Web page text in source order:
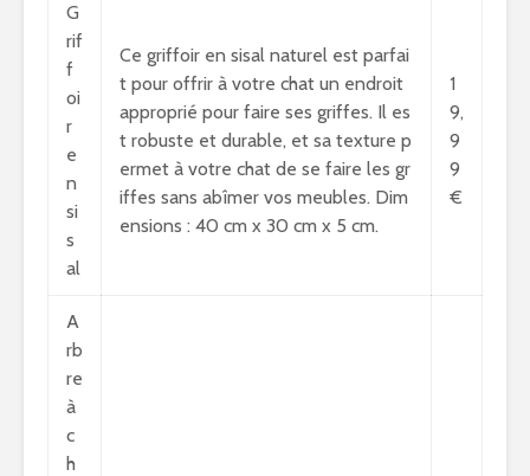
G
rif
f
oi
r
e
n
si
s
al
Ce griffoir en sisal naturel est parfai
t pour offrir à votre chat un endroit
approprié pour faire ses griffes. Il es
t robuste et durable, et sa texture p
ermet à votre chat de se faire les gr
iffes sans abîmer vos meubles. Dim
ensions : 40 cm x 30 cm x 5 cm.
1
9,
9
9
€
A
rb
re
à
c
h